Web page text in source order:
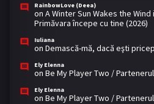
RainbowLove (Deea)
on A Winter Sun Wakes the
Primăvara începe cu tine (2026)
Iuliana
on Demască-mă, dacă eşti
Ely Elenna
on Be My Player Two /
Ely Elenna
on Be My Player Two /